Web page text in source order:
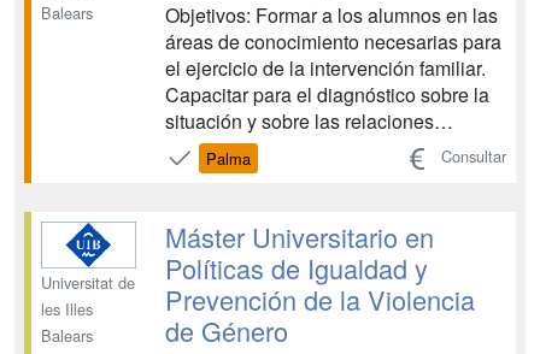
Balears
Objetivos: Formar a los alumnos en las
áreas de conocimiento necesarias para
el ejercicio de la intervención familiar.
Capacitar para el diagnóstico sobre la
situación y sobre las relaciones
familiares a lo largo de los diversos
ciclos de la vida. Formar a los alumnos
de la intervención familiar. Capacitar
para el dis...
Palma Consultar
Universitat de
les Illes
Balears
Máster Universitario en
Políticas de Igualdad y
Prevención de la Violencia
de Género